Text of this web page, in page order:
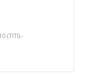
(TITI).-